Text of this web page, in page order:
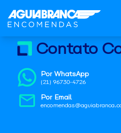
Contato
Por WhatsApp
(21) 96730-4726
Por Email